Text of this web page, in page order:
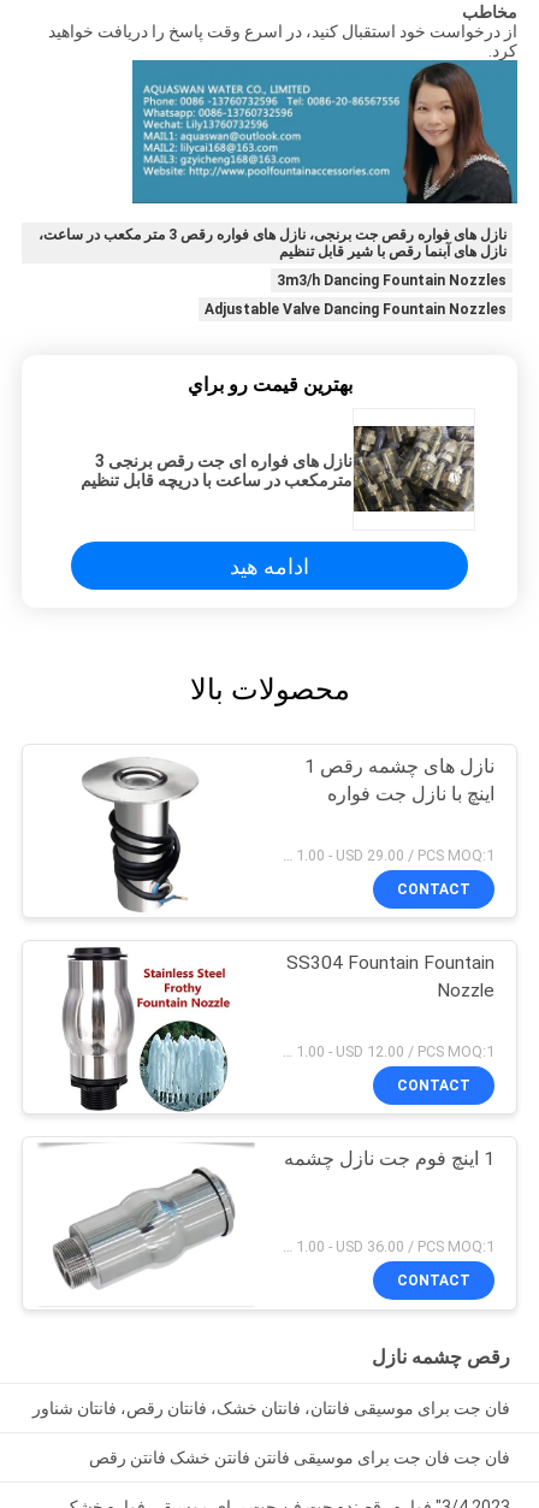
مخاطب
از درخواست خود استقبال کنید، در اسرع وقت پاسخ را دریافت خواهید
کرد.
نازل های فواره رقص جت برنجی، نازل های فواره رقص 3 متر مکعب در ساعت،
نازل های آبنما رقص با شیر قابل تنظیم
3m3/h Dancing Fountain Nozzles
Adjustable Valve Dancing Fountain Nozzles
بهترين قيمت رو براي
نازل های فواره ای جت رقص برنجی 3
مترمکعب در ساعت با دریچه قابل تنظیم
ادامه هید
محصولات بالا
نازل های چشمه رقص 1
اینچ با نازل جت فواره
CONTACT
SS304 Fountain Fountain
Nozzle
CONTACT
1 اینچ فوم جت نازل چشمه
USD 1.00 - USD 36.00 / PCS MOQ:1 عدد
CONTACT
رقص چشمه نازل
فان جت برای موسیقی فانتان، فانتان خشک، فانتان رقص، فانتان شناور
فان جت فان جت برای موسیقی فانتن فانتن خشک فانتن رقص